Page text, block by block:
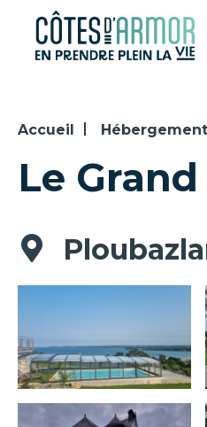
Panneau de gestion des
Accueil
Le